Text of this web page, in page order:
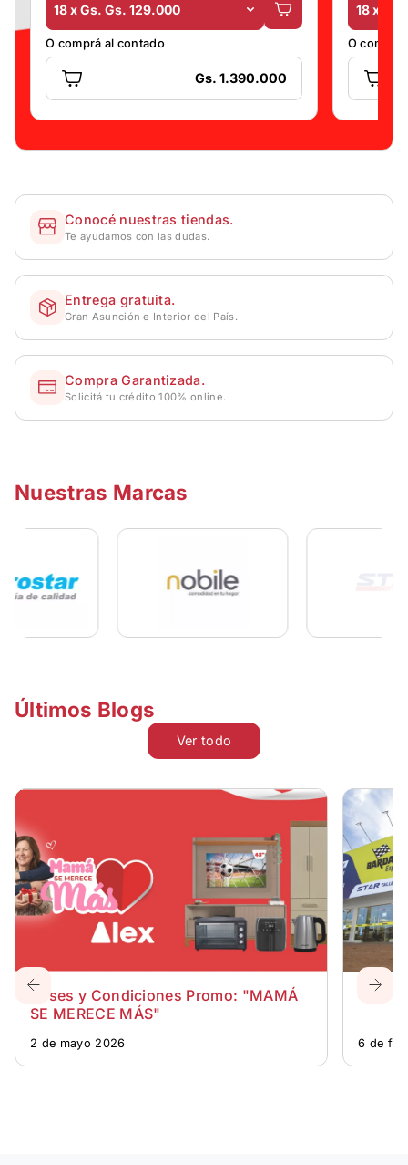
18 x Gs. Gs. 129.000
O comprá al contado
Gs. 1.390.000
18 x
O comprá
Conocé nuestras tiendas.
Te ayudamos con las dudas.
Entrega gratuita.
Gran Asunción e Interior del País.
Compra Garantizada.
Solicitá tu crédito 100% online.
Nuestras Marcas
Últimos Blogs
Ver todo
Bases y Condiciones Promo: "MAMÁ
SE MERECE MÁS"
2 de mayo 2026 6 de